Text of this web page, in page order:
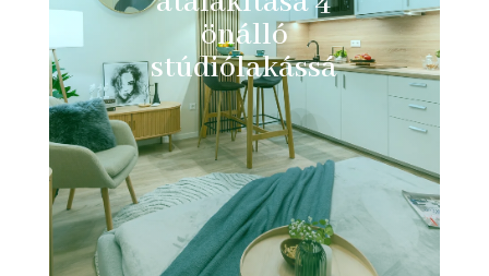
önálló
stúdiólakássá